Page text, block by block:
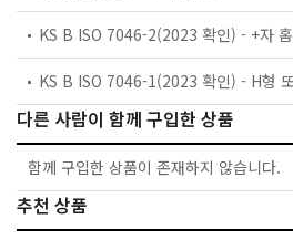
다른 사람이 함께 구입한 상품
함께 구입한 상품이 존재하지 않습니다.
추천 상품